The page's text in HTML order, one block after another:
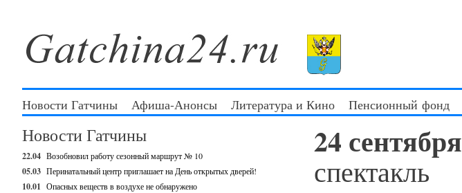
Новости Гатчины Афиша-Анонсы Литература и Кино Пенсионный фонд
Новости Гатчины
22.04 Возобновил работу сезонный маршрут № 10
05.03 Перинатальный центр приглашает на День открытых дверей!
10.01 Опасных веществ в воздухе не обнаружено
24 сентября
спектакль